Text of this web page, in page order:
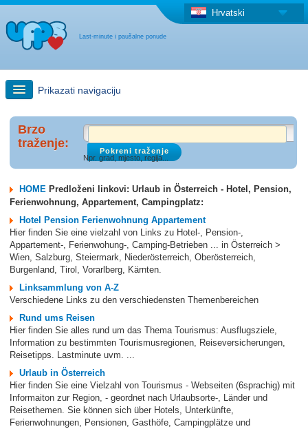
Last-minute i paušalne ponude
Hrvatski
Prikazati navigaciju
Brzo traženje
Putovanja: Pretraga na zemljovidu
"Last Minute"ponuda + Paušalna ponuda
Druga država
Brzo
traženje:
Npr. grad, mjesto, regija...
HOME Predloženi linkovi: Urlaub in Österreich - Hotel, Pension,
Ferienwohnung, Appartement, Campingplatz:
Hotel Pension Ferienwohnung Appartement
Hier finden Sie eine vielzahl von Links zu Hotel-, Pension-,
Appartement-, Ferienwohung-, Camping-Betrieben ... in Österreich >
Wien, Salzburg, Steiermark, Niederösterreich, Oberösterreich,
Burgenland, Tirol, Vorarlberg, Kärnten.
Linksammlung von A-Z
Verschiedene Links zu den verschiedensten Themenbereichen
Rund ums Reisen
Hier finden Sie alles rund um das Thema Tourismus: Ausflugsziele,
Information zu bestimmten Tourismusregionen, Reiseversicherungen,
Reisetipps. Lastminute uvm. ...
Urlaub in Österreich
Hier finden Sie eine Vielzahl von Tourismus - Webseiten (6sprachig) mit
Informaiton zur Region, - geordnet nach Urlaubsorte-, Länder und
Reisethemen. Sie können sich über Hotels, Unterkünfte,
Ferienwohnungen, Pensionen, Gasthöfe, Campingplätze und